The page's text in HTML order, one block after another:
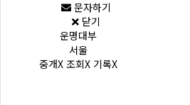
문자하기
닫기
운명대부
서울
중개X 조회X 기록X